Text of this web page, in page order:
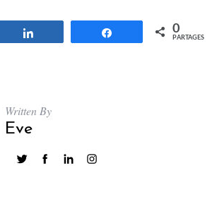
Partagez 0
PARTAGES
Written By
Eve